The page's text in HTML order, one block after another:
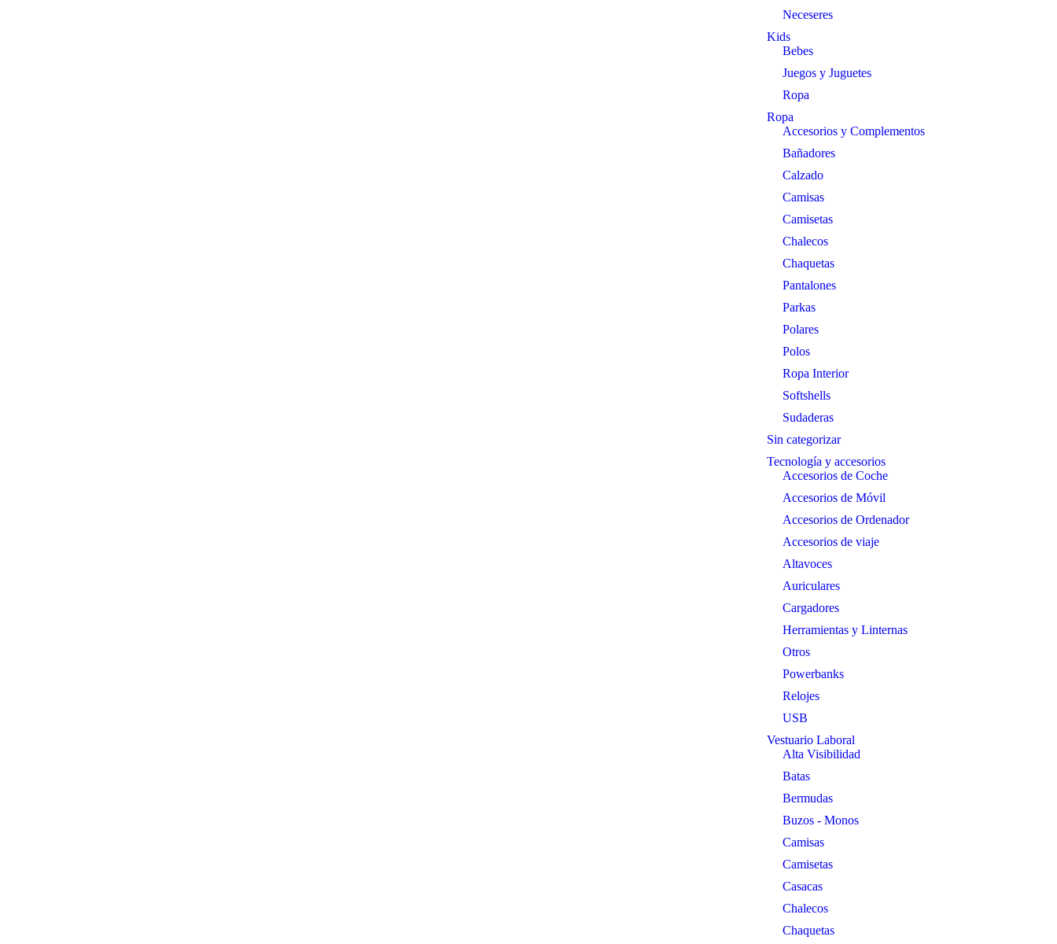
Neceseres
Kids
Bebes
Juegos y Juguetes
Ropa
Ropa
Accesorios y Complementos
Bañadores
Calzado
Camisas
Camisetas
Chalecos
Chaquetas
Pantalones
Parkas
Polares
Polos
Ropa Interior
Softshells
Sudaderas
Sin categorizar
Tecnología y accesorios
Accesorios de Coche
Accesorios de Móvil
Accesorios de Ordenador
Accesorios de viaje
Altavoces
Auriculares
Cargadores
Herramientas y Linternas
Otros
Powerbanks
Relojes
USB
Vestuario Laboral
Alta Visibilidad
Batas
Bermudas
Buzos - Monos
Camisas
Camisetas
Casacas
Chalecos
Chaquetas